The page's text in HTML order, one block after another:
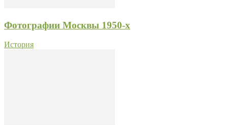
Фотографии Москвы 1950-х
История